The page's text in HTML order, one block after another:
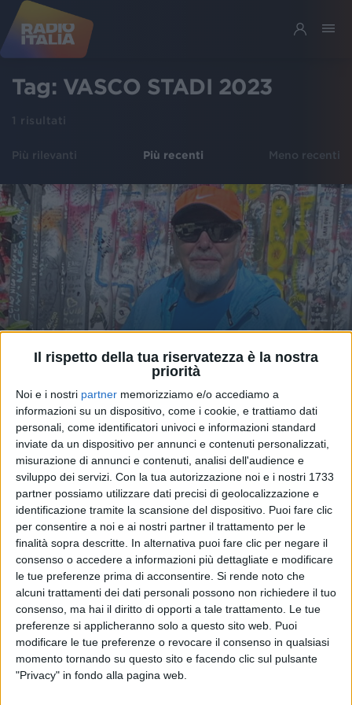
Il rispetto della tua riservatezza è la nostra
priorità
Noi e i nostri partner memorizziamo e/o accediamo a
informazioni su un dispositivo, come i cookie, e trattiamo dati
personali, come identificatori univoci e informazioni standard
inviate da un dispositivo per annunci e contenuti personalizzati,
misurazione di annunci e contenuti, analisi dell'audience e
sviluppo dei servizi. Con la tua autorizzazione noi e i nostri 1733
partner possiamo utilizzare dati precisi di geolocalizzazione e
identificazione tramite la scansione del dispositivo. Puoi fare clic
per consentire a noi e ai nostri partner il trattamento per le
finalità sopra descritte. In alternativa puoi fare clic per negare il
consenso o accedere a informazioni più dettagliate e modificare
le tue preferenze prima di acconsentire. Si rende noto che
alcuni trattamenti dei dati personali possono non richiedere il tuo
consenso, ma hai il diritto di opporti a tale trattamento. Le tue
preferenze si applicheranno solo a questo sito web. Puoi
modificare le tue preferenze o revocare il consenso in qualsiasi
momento tornando su questo sito e facendo clic sul pulsante
"Privacy" in fondo alla pagina web.
Tag: VASCO STADI 2023
1 risultati
Più rilevanti Più recenti Meno recenti
La strana estate dei fan di Vasco: tutti a
Zocca per incontrare il loro idolo - VIDEO
Un ragazzo svizzero ha preso due settimane di ferie
solo per andare a trovare il suo idolo
diDaniele Verderio